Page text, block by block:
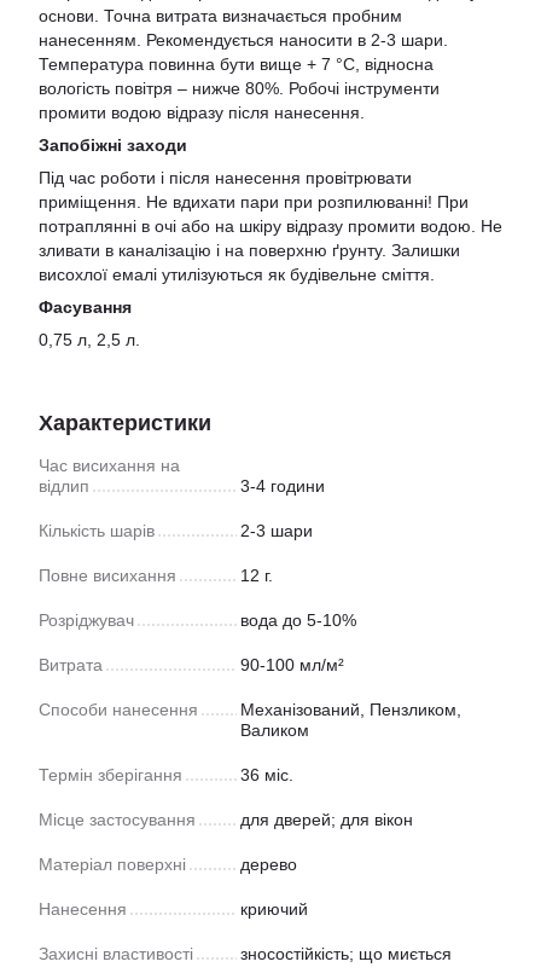
основи. Точна витрата визначається пробним
нанесенням. Рекомендується наносити в 2-3 шари.
Температура повинна бути вище + 7 °С, відносна
вологість повітря – нижче 80%. Робочі інструменти
промити водою відразу після нанесення.
Запобіжні заходи
Під час роботи і після нанесення провітрювати
приміщення. Не вдихати пари при розпилюванні! При
потраплянні в очі або на шкіру відразу промити водою. Не
зливати в каналізацію і на поверхню ґрунту. Залишки
висохлої емалі утилізуються як будівельне сміття.
Фасування
0,75 л, 2,5 л.
Характеристики
Час висихання на
відлип
3-4 години
Кількість шарів 2-3 шари
Повне висихання 12 г.
Розріджувач вода до 5-10%
Витрата 90-100 мл/м²
Способи нанесення
Механізований, Пензликом,
Валиком
Термін зберігання 36 міс.
Місце застосування для дверей; для вікон
Матеріал поверхні дерево
Нанесення криючий
Захисні властивості зносостійкість; що миється